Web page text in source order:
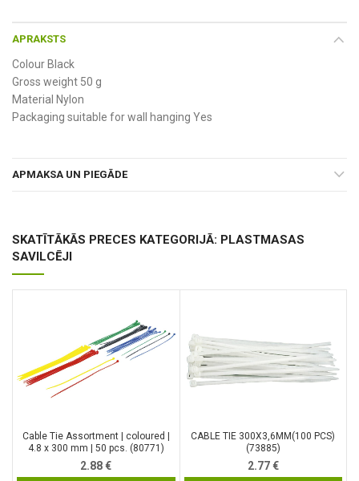
APRAKSTS
Colour Black
Gross weight 50 g
Material Nylon
Packaging suitable for wall hanging Yes
APMAKSA UN PIEGĀDE
SKATĪTĀKĀS PRECES KATEGORIJĀ: PLASTMASAS
SAVILCĒJI
Cable Tie Assortment | coloured |
4.8 x 300 mm | 50 pcs. (80771)
2.88€
CABLE TIE 300X3,6MM(100 PCS)
(73885)
2.77€